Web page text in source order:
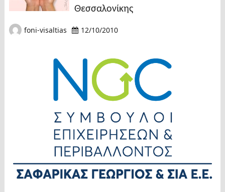
Θεσσαλονίκης
foni-visaltias 12/10/2010